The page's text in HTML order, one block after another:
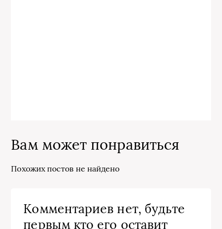
Вам может понравиться
Похожих постов не найдено
Комментариев нет, будьте
первым кто его оставит